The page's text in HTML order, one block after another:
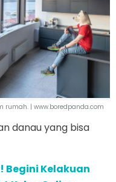
| www.boredpanda.com
danau yang bisa
Begini Kelakuan